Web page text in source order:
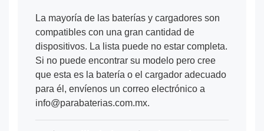
La mayoría de las baterías y cargadores son
compatibles con una gran cantidad de
dispositivos. La lista puede no estar completa.
Si no puede encontrar su modelo pero cree
que esta es la batería o el cargador adecuado
para él, envíenos un correo electrónico a
info@parabaterias.com.mx.